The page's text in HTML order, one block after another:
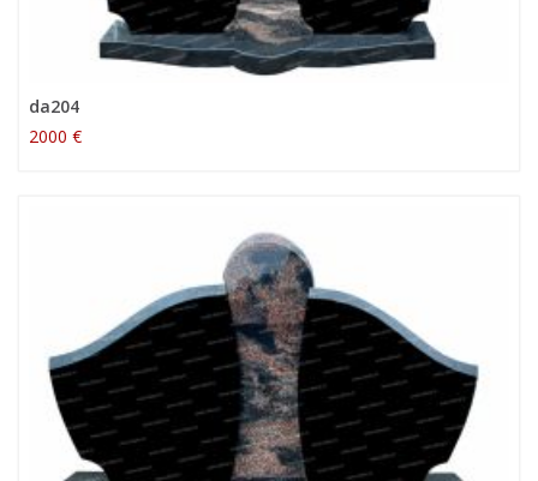
da204
2000 €